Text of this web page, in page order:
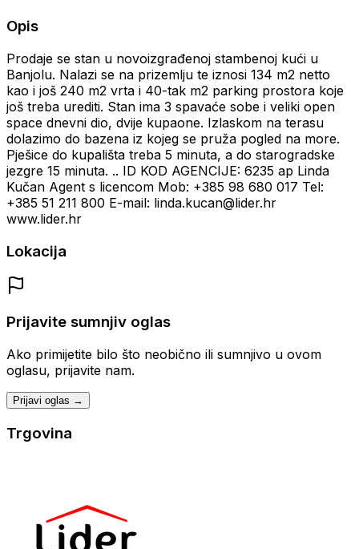
Opis
Prodaje se stan u novoizgrađenoj stambenoj kući u
Banjolu. Nalazi se na prizemlju te iznosi 134 m2 netto
kao i još 240 m2 vrta i 40-tak m2 parking prostora koje
još treba urediti. Stan ima 3 spavaće sobe i veliki open
space dnevni dio, dvije kupaone. Izlaskom na terasu
dolazimo do bazena iz kojeg se pruža pogled na more.
Pješice do kupališta treba 5 minuta, a do starogradske
jezgre 15 minuta. .. ID KOD AGENCIJE: 6235 ap Linda
Kučan Agent s licencom Mob: +385 98 680 017 Tel:
+385 51 211 800 E-mail: linda.kucan@lider.hr
www.lider.hr
Lokacija
Prijavite sumnjiv oglas
Ako primijetite bilo što neobično ili sumnjivo u ovom
oglasu, prijavite nam.
Prijavi oglas →
Trgovina